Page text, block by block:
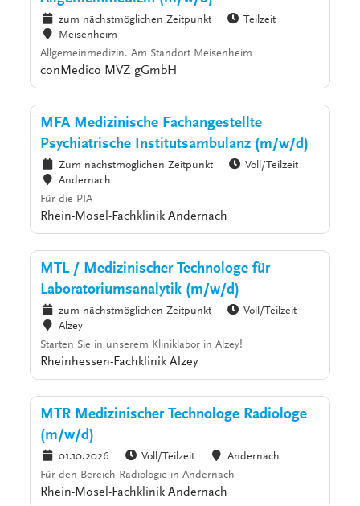
zum nächstmöglichen Zeitpunkt
Teilzeit
Meisenheim
Allgemeinmedizin. Am Standort Meisenheim
conMedico MVZ gGmbH
MFA Medizinische Fachangestellte
Psychiatrische Institutsambulanz (m/w/d)
Zum nächstmöglichen Zeitpunkt
Voll/Teilzeit
Andernach
Für die PIA
Rhein-Mosel-Fachklinik Andernach
MTL / Medizinischer Technologe für
Laboratoriumsanalytik (m/w/d)
zum nächstmöglichen Zeitpunkt
Voll/Teilzeit
Alzey
Starten Sie in unserem Kliniklabor in Alzey!
Rheinhessen-Fachklinik Alzey
MTR Medizinischer Technologe Radiologe
(m/w/d)
01.10.2026 Voll/Teilzeit
Andernach
Für den Bereich Radiologie in Andernach
Rhein-Mosel-Fachklinik Andernach